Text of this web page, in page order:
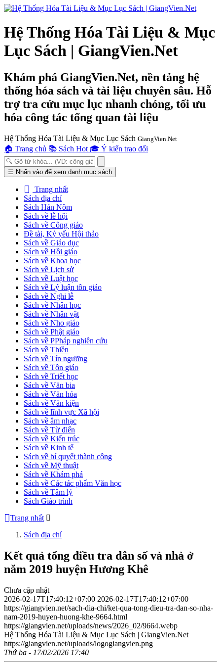
Hệ Thống Hóa Tài Liệu & Mục
Lục Sách | GiangVien.Net
Khám phá GiangVien.Net, nền tảng hệ
thống hóa sách và tài liệu chuyên sâu. Hỗ
trợ tra cứu mục lục nhanh chóng, tối ưu
hóa công tác tổng quan tài liệu
Hệ Thống Hóa Tài Liệu & Mục Lục Sách GiangVien.Net
🏠 Trang chủ 📚 Sách Hot 🎓 Ý kiến trao đổi
Toggle
navigation
☰ Nhấn vào để xem danh mục sách
Trang nhất
Sách địa chí
Sách Hán Nôm
Sách về lễ hội
Sách về Công giáo
Đề tài, Kỷ yếu Hội thảo
Sách về Giáo dục
Sách về Hồi giáo
Sách về Khoa học
Sách về Lịch sử
Sách về Luật học
Sách về Lý luận tôn giáo
Sách về Nghi lễ
Sách về Nhân học
Sách về Nhân vật
Sách về Nho giáo
Sách về Phật giáo
Sách về PPháp nghiên cứu
Sách về Thiền
Sách về Tín ngưỡng
Sách về Tôn giáo
Sách về Triết học
Sách về Văn bia
Sách về Văn hóa
Sách về Văn kiện
Sách về lĩnh vực Xã hội
Sách về âm nhạc
Sách về Từ điển
Sách về Kiến trúc
Sách về Kinh tế
Sách về bí quyết thành công
Sách về Mỹ thuật
Sách về Khám phá
Sách về Các tác phẩm Văn học
Sách về Tâm lý
Sách Giáo trình
Trang nhất
Sách địa chí
Kết quả tổng điều tra dân số và nhà ở
năm 2019 huyện Hương Khê
Chưa cập nhật
2026-02-17T17:40:12+07:00 2026-02-17T17:40:12+07:00
https://giangvien.net/sach-dia-chi/ket-qua-tong-dieu-tra-dan-so-nha-
nam-2019-huyen-huong-khe-9664.html
https://giangvien.net/uploads/news/2026_02/9664.webp
Hệ Thống Hóa Tài Liệu & Mục Lục Sách | GiangVien.Net
https://giangvien.net/uploads/logogiangvien.png
Thứ ba - 17/02/2026 17:40